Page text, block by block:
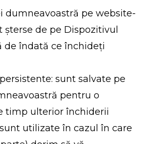
dumneavoastră pe website-
șterse de pe Dispozitivul
de îndată ce închideți
sunt salvate pe
pentru o
timp ulterior închiderii
utilizate în cazul în care